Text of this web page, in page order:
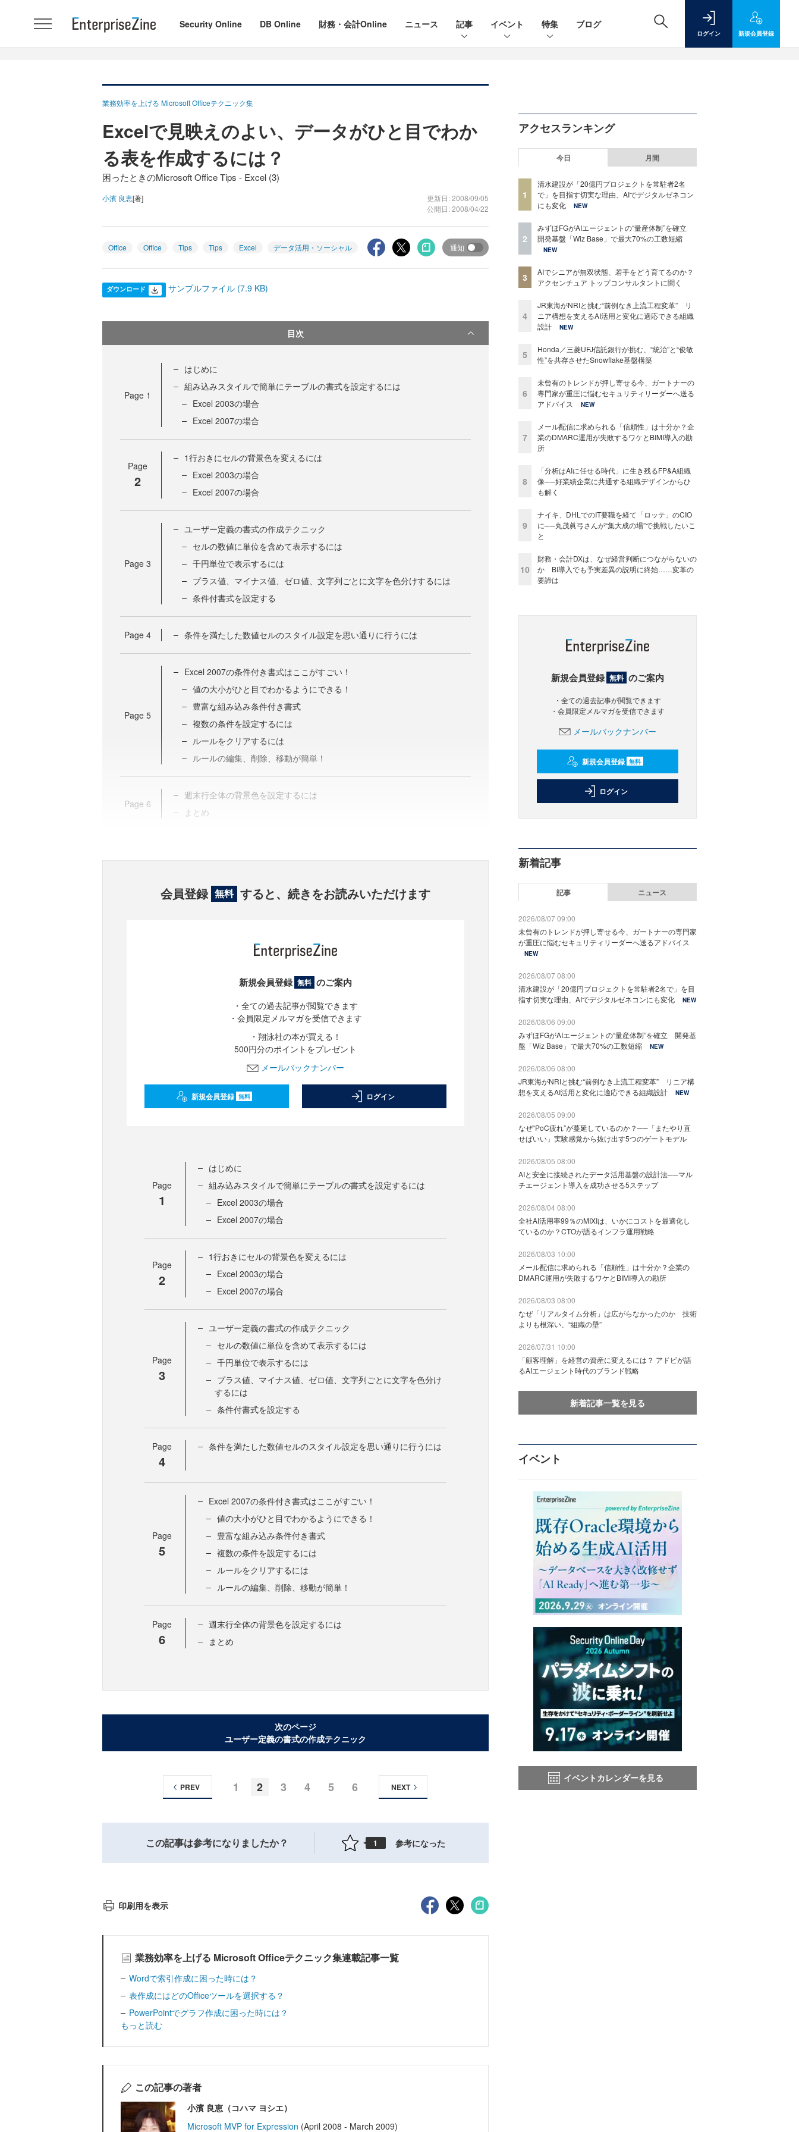
Security Online DB Online 財務・会計Online ニュース 記事 イベント 特集 ブログ
ログイン 新規会員登録
業務効率を上げる Microsoft Officeテクニック集
Excelで見映えのよい、データがひと目でわか
る表を作成するには？
困ったときのMicrosoft Office Tips - Excel (3)
小濱 良恵[著]
更新日: 2008/09/05
公開日: 2008/04/22
Office Office Tips Tips Excel データ活用・ソーシャル 通知
ダウンロード サンプルファイル (7.9 KB)
目次
Page 1
はじめに
組み込みスタイルで簡単にテーブルの書式を設定するには
Excel 2003の場合
Excel 2007の場合
Page
2
1行おきにセルの背景色を変えるには
Excel 2003の場合
Excel 2007の場合
Page 3
ユーザー定義の書式の作成テクニック
セルの数値に単位を含めて表示するには
千円単位で表示するには
プラス値、マイナス値、ゼロ値、文字列ごとに文字を色分けするには
条件付書式を設定する
Page 4 条件を満たした数値セルのスタイル設定を思い通りに行うには
Page 5
Excel 2007の条件付き書式はここがすごい！
値の大小がひと目でわかるようにできる！
豊富な組み込み条件付き書式
複数の条件を設定するには
ルールをクリアするには
ルールの編集、削除、移動が簡単！
Page 6
週末行全体の背景色を設定するには
まとめ
会員登録 無料 すると、続きをお読みいただけます
新規会員登録 無料 のご案内
・全ての過去記事が閲覧できます
・会員限定メルマガを受信できます
・翔泳社の本が買える！
500円分のポイントをプレゼント
メールバックナンバー
新規会員登録 無料 ログイン
Page
1
はじめに
組み込みスタイルで簡単にテーブルの書式を設定するには
Excel 2003の場合
Excel 2007の場合
Page
2
1行おきにセルの背景色を変えるには
Excel 2003の場合
Excel 2007の場合
Page
3
ユーザー定義の書式の作成テクニック
セルの数値に単位を含めて表示するには
千円単位で表示するには
プラス値、マイナス値、ゼロ値、文字列ごとに文字を色分け
するには
条件付書式を設定する
Page
4
条件を満たした数値セルのスタイル設定を思い通りに行うには
Page
5
Excel 2007の条件付き書式はここがすごい！
値の大小がひと目でわかるようにできる！
豊富な組み込み条件付き書式
複数の条件を設定するには
ルールをクリアするには
ルールの編集、削除、移動が簡単！
Page
6
週末行全体の背景色を設定するには
まとめ
次のページ
ユーザー定義の書式の作成テクニック
1 2 3 4 5 6
PREV NEXT
この記事は参考になりましたか？ 1 参考になった
印刷用を表示
業務効率を上げる Microsoft Officeテクニック集連載記事一覧
Wordで索引作成に困った時には？
表作成にはどのOfficeツールを選択する？
PowerPointでグラフ作成に困った時には？
もっと読む
この記事の著者
小濱 良恵（コハマ ヨシエ）
Microsoft MVP for Expression (April 2008 - March 2009)
アクセスランキング
今日 月間
1
清水建設が「20億円プロジェクトを常駐者2名
で」を目指す切実な理由、AIでデジタルゼネコン
にも変化
NEW
2
みずほFGがAIエージェントの“量産体制”を確立
開発基盤「Wiz Base」で最大70%の工数短縮
NEW
3
AIでシニアが無双状態、若手をどう育てるのか？
アクセンチュア トップコンサルタントに聞く
4
JR東海がNRIと挑む“前例なき上流工程変革” リ
ニア構想を支えるAI活用と変化に適応できる組織
設計
NEW
5
Honda／三菱UFJ信託銀行が挑む、“統治”と“俊敏
性”を共存させたSnowflake基盤構築
6
未曾有のトレンドが押し寄せる今、ガートナーの
専門家が重圧に悩むセキュリティリーダーへ送る
アドバイス
NEW
7
メール配信に求められる「信頼性」は十分か？企
業のDMARC運用が失敗するワケとBIMI導入の勘
所
8
「分析はAIに任せる時代」に生き残るFP&A組織
像──好業績企業に共通する組織デザインからひ
も解く
9
ナイキ、DHLでのIT要職を経て「ロッテ」のCIO
に──丸茂眞弓さんが“集大成の場”で挑戦したいこ
と
10
財務・会計DXは、なぜ経営判断につながらないの
か BI導入でも予実差異の説明に終始……変革の
要諦は
新規会員登録 無料 のご案内
・全ての過去記事が閲覧できます
・会員限定メルマガを受信できます
メールバックナンバー
新規会員登録 無料
ログイン
新着記事
記事 ニュース
2026/08/07 09:00
未曾有のトレンドが押し寄せる今、ガートナーの専門家
が重圧に悩むセキュリティリーダーへ送るアドバイス
NEW
2026/08/07 08:00
清水建設が「20億円プロジェクトを常駐者2名で」を目
指す切実な理由、AIでデジタルゼネコンにも変化
NEW
2026/08/06 09:00
みずほFGがAIエージェントの“量産体制”を確立 開発基
盤「Wiz Base」で最大70%の工数短縮
NEW
2026/08/06 08:00
JR東海がNRIと挑む“前例なき上流工程変革” リニア構
想を支えるAI活用と変化に適応できる組織設計
NEW
2026/08/05 09:00
なぜ“PoC疲れ”が蔓延しているのか？──「またやり直
せばいい」実験感覚から抜け出す5つのゲートモデル
2026/08/05 08:00
AIと安全に接続されたデータ活用基盤の設計法──マル
チエージェント導入を成功させる5ステップ
2026/08/04 08:00
全社AI活用率99％のMIXIは、いかにコストを最適化し
ているのか？CTOが語るインフラ運用戦略
2026/08/03 10:00
メール配信に求められる「信頼性」は十分か？企業の
DMARC運用が失敗するワケとBIMI導入の勘所
2026/08/03 08:00
なぜ「リアルタイム分析」は広がらなかったのか 技術
よりも根深い、“組織の壁”
2026/07/31 10:00
「顧客理解」を経営の資産に変えるには？ アドビが語
るAIエージェント時代のブランド戦略
新着記事一覧を見る
イベント
イベントカレンダーを見る